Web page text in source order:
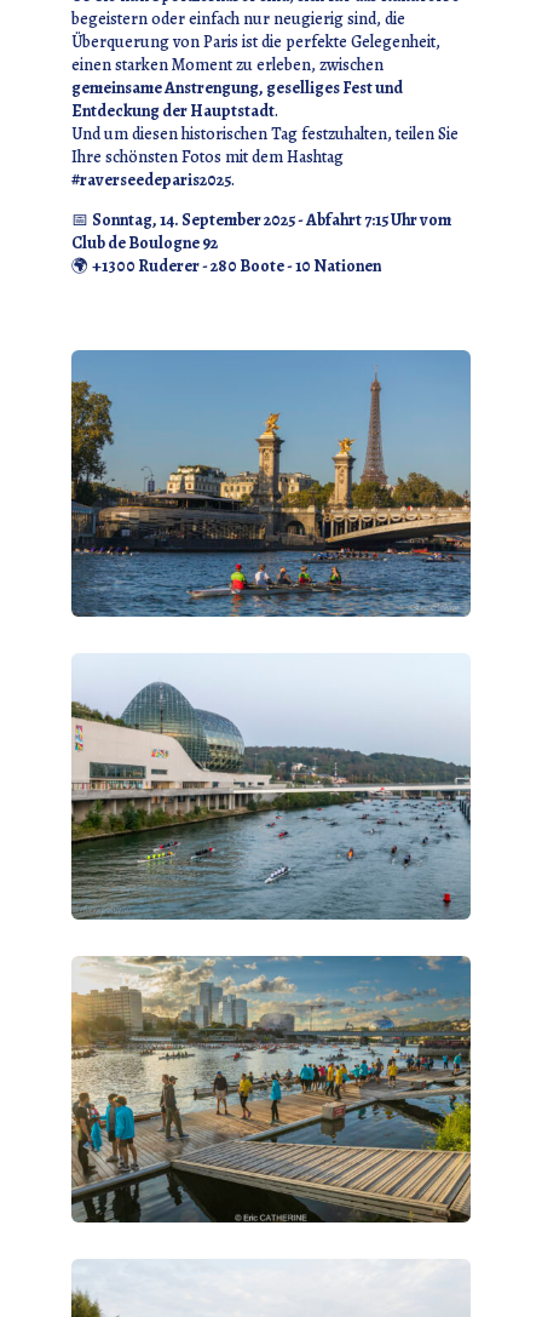
begeistern oder einfach nur neugierig sind, die
Überquerung von Paris ist die perfekte Gelegenheit,
einen starken Moment zu erleben, zwischen
gemeinsame Anstrengung, geselliges Fest und
Entdeckung der Hauptstadt.
Und um diesen historischen Tag festzuhalten, teilen Sie
Ihre schönsten Fotos mit dem Hashtag
#raverseedeparis2025.
📅 Sonntag, 14. September 2025 - Abfahrt 7:15 Uhr vom
Club de Boulogne 92
🌍+1300 Ruderer - 280 Boote - 10 Nationen